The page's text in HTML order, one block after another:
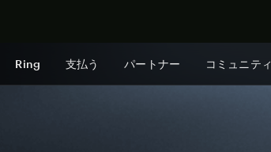
Ring 支払う パートナー コミュニティ